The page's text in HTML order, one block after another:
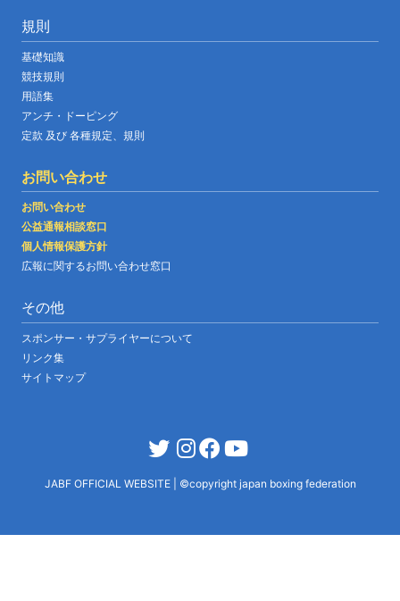
規則
基礎知識
競技規則
用語集
アンチ・ドーピング
定款 及び 各種規定、規則
お問い合わせ
お問い合わせ
公益通報相談窓口
個人情報保護方針
広報に関するお問い合わせ窓口
その他
スポンサー・サプライヤーについて
リンク集
サイトマップ
JABF OFFICIAL WEBSITE ©copyright japan boxing federation